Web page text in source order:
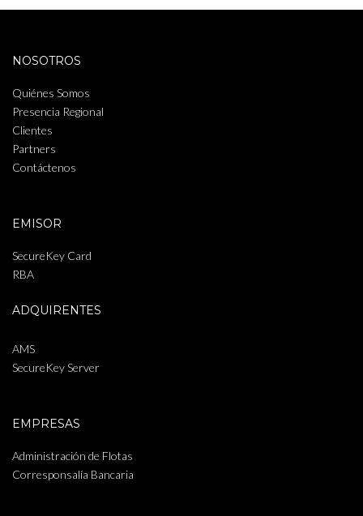
NOSOTROS
Quiénes Somos
Presencia Regional
Clientes
Partners
Contáctenos
EMISOR
SecureKey Card
RBA
ADQUIRENTES
AMS
SecureKey Server
EMPRESAS
Administración de Flotas
Corresponsalía Bancaria